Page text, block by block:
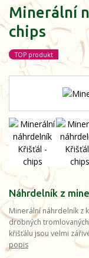
Minerální
chips
TOP produkt
Náhrdelník z
Minerální náhrdelník z
drobných
křišťálu jsou velmi
popis